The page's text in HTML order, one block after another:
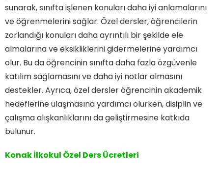
sunarak, sınıfta işlenen konuları daha iyi anlamalarını
ve öğrenmelerini sağlar. Özel dersler, öğrencilerin
zorlandığı konuları daha ayrıntılı bir şekilde ele
almalarına ve eksikliklerini gidermelerine yardımcı
olur. Bu da öğrencinin sınıfta daha fazla özgüvenle
katılım sağlamasını ve daha iyi notlar almasını
destekler. Ayrıca, özel dersler öğrencinin akademik
hedeflerine ulaşmasına yardımcı olurken, disiplin ve
çalışma alışkanlıklarını da geliştirmesine katkıda
bulunur.
Konak İlkokul Özel Ders Ücretleri